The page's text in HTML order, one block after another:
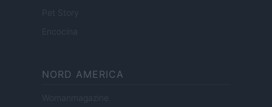
Pet Story
Encocina
NORD AMERICA
Womanmagazine